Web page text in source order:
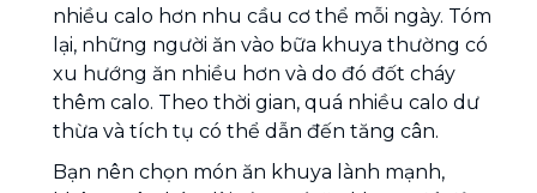
nhiều calo hơn nhu cầu cơ thể mỗi ngày. Tóm
lại, những người ăn vào bữa khuya thường có
xu hướng ăn nhiều hơn và do đó đốt cháy
thêm calo. Theo thời gian, quá nhiều calo dư
thừa và tích tụ có thể dẫn đến tăng cân.
Bạn nên chọn món ăn khuya lành mạnh,